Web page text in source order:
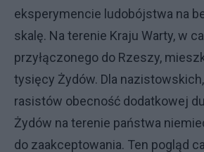
eksperymencie ludobójstwa na
skalę. Na terenie Kraju Warty, w
przyłączonego do Rzeszy,
tysięcy Żydów. Dla
rasistów obecność dodatkowej
Żydów na terenie państwa
do zaakceptowania. Ten pogląd